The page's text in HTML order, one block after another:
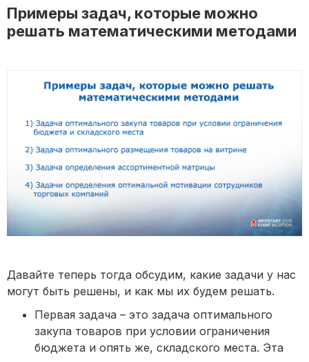
Примеры задач, которые можно
решать математическими методами
Давайте теперь тогда обсудим, какие задачи у нас
могут быть решены, и как мы их будем решать.
Первая задача – это задача оптимального
закупа товаров при условии ограничения
бюджета и опять же, складского места. Эта